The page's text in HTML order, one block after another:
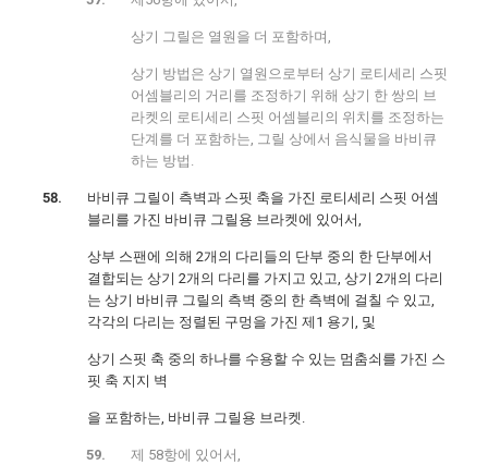
상기 그릴은 열원을 더 포함하며,
상기 방법은 상기 열원으로부터 상기 로티세리 스핏
어셈블리의 거리를 조정하기 위해 상기 한 쌍의 브
라켓의 로티세리 스핏 어셈블리의 위치를 조정하는
단계를 더 포함하는, 그릴 상에서 음식물을 바비큐
하는 방법.
바비큐 그릴이 측벽과 스핏 축을 가진 로티세리 스핏 어셈
블리를 가진 바비큐 그릴용 브라켓에 있어서,
상부 스팬에 의해 2개의 다리들의 단부 중의 한 단부에서
결합되는 상기 2개의 다리를 가지고 있고, 상기 2개의 다리
는 상기 바비큐 그릴의 측벽 중의 한 측벽에 걸칠 수 있고,
각각의 다리는 정렬된 구멍을 가진 제1 용기, 및
상기 스핏 축 중의 하나를 수용할 수 있는 멈춤쇠를 가진 스
핏 축 지지 벽
을 포함하는, 바비큐 그릴용 브라켓.
제 58항에 있어서,